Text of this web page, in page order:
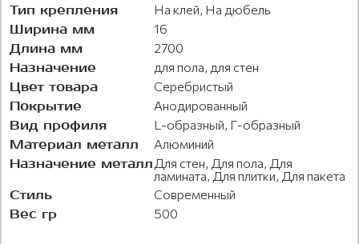
Тип крепления На клей, На дюбель
Ширина мм 16
Длина мм 2700
Назначение для пола, для стен
Цвет товара Серебристый
Покрытие Анодированный
Вид профиля L-образный, Г-образный
Материал металл Алюминий
Назначение металл Для стен, Для пола, Для
ламината, Для плитки, Для пакета
Стиль Современный
Вес гр 500